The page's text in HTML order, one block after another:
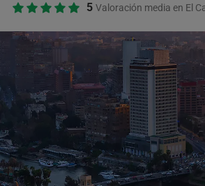
5 Valoración media en El